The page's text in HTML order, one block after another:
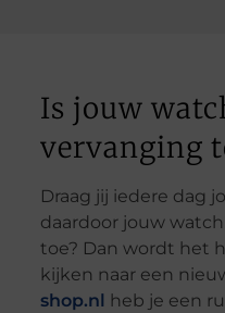
Is jouw
vervanging
Draag jij iedere dag
daardoor jouw
toe? Dan wordt het
kijken naar een
shop.nl heb je een